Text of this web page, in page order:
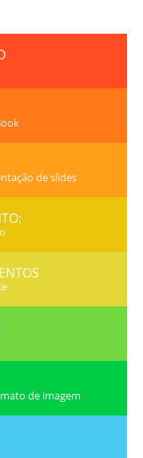
de slides
de imagem